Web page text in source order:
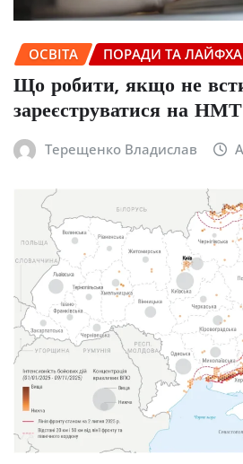
ОСВІТА ПОРАДИ ТА
Що робити, якщо не
зареєструватися на
Терещенко Владислав